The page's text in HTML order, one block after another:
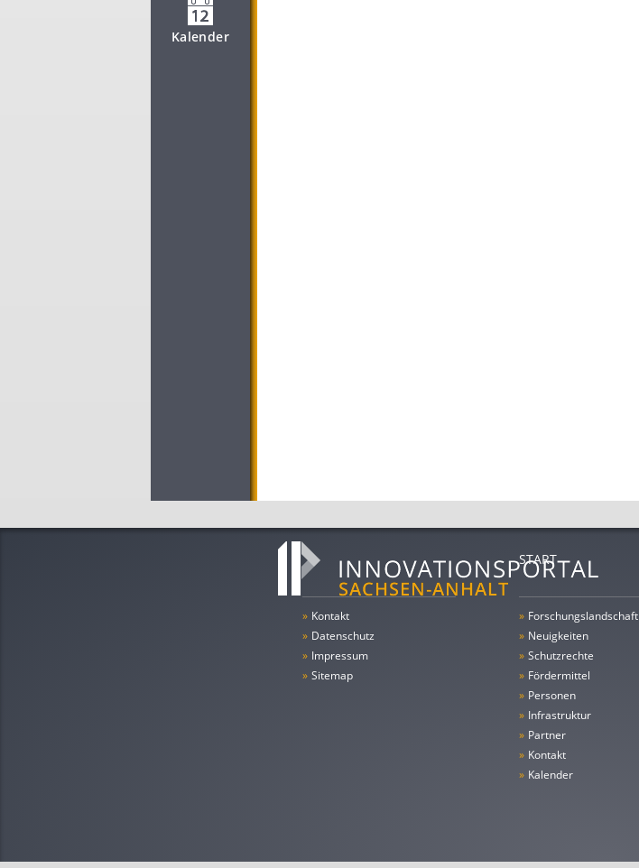
Kalender
» Kontakt
» Datenschutz
» Impressum
» Sitemap
START
» Forschungs­landschaft
» Neuigkeiten
» Schutzrechte
» Fördermittel
» Personen
» Infrastruktur
» Partner
» Kontakt
» Kalender